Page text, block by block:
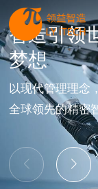
智造引领
梦想
以现代管理理念
全球领先的精密